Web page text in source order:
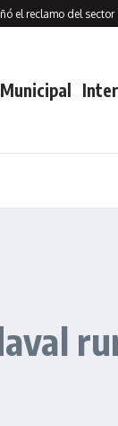
del sector
Municipal